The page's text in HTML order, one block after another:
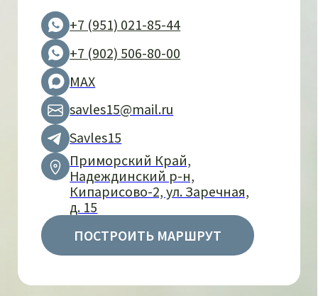
Все права сохранены
Политика конфиденциальности
Вся предоставленная информация носит
справочный характер и не является
публичной офертой
Сайт разработан в iT-Wizards
ИП Савчук Е. М. | ИНН 252150166126
| ОГРН 318253600013960 ОКВЭД 01.19.2
Настройки куки